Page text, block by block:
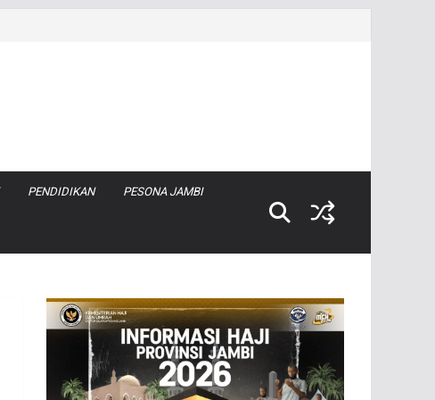
PENDIDIKAN PESONA JAMBI